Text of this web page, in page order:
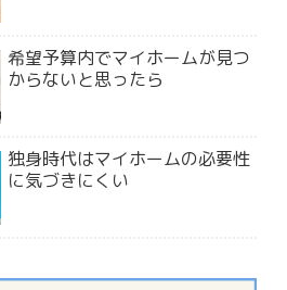
希望予算内でマイホームが見つ
からないと思ったら
独身時代はマイホームの必要性
に気づきにくい